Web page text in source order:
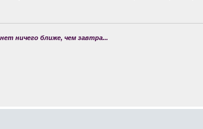
ничего ближе, чем завтра...